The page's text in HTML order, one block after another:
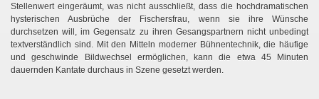
Stellenwert eingeräumt, was nicht ausschließt, dass die hochdramatischen
hysterischen Ausbrüche der Fischersfrau, wenn sie ihre Wünsche
durchsetzen will, im Gegensatz zu ihren Gesangspartnern nicht unbedingt
textverständlich sind. Mit den Mitteln moderner Bühnentechnik, die häufige
und geschwinde Bildwechsel ermöglichen, kann die etwa 45 Minuten
dauernden Kantate durchaus in Szene gesetzt werden.